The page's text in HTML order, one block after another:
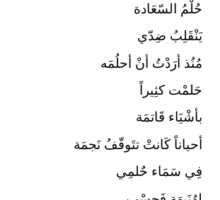
حُلْمُ السّعَادة
يَنْقَلِبُ ضِدّي
مُنُذ أرَدْتُ أنْ أحلُمَه
حَلمْت كثِيراً
بأشْيَاء قَاتمَة
أحياناً كَانتْ تتَوقّفُ نَجمَة
فِي سَمَاء حٌلمِي